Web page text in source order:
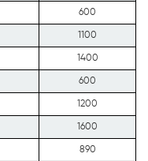
600
1100
1400
600
1200
1600
890